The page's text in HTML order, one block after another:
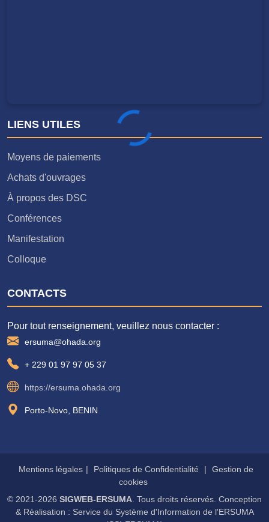
LIENS UTILES
Moyens de paiements
Achats d'ouvrages
À propos des DSC
Conférences
Manifestation
Colloque
CONTACTS
Pour tout renseignement, veuillez nous contacter :
ersuma@ohada.org
+ 229 01 97 97 05 37
https://ersuma.ohada.org
Porto-Novo, BENIN
Mentions légales | Politiques de Confidentialité |
Gestion de
cookies
© 2021-2026 SIGWEB-ERSUMA . Tous droits réservés. Conception
& Réalisation : Service du Système d'Information de l'ERSUMA